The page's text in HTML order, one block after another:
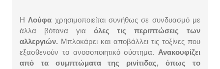
ΗΛούφα χρησιμοποιείται συνήθως σε συνδυασμό με
άλλα βότανα για όλες τις περιπτώσεις των
αλλεργιών. Μπλοκάρει και αποβάλλει τις τοξίνες που
εξασθενούν το ανοσοποιητικό σύστημα. Ανακουφίζει
από τα συμπτώματα της ρινίτιδας, όπως το